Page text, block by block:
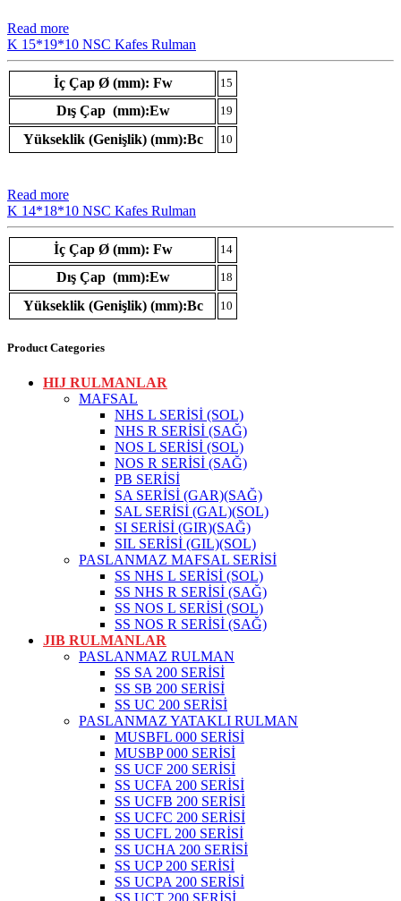
Read more
K 15*19*10 NSC Kafes Rulman
İç Çap Ø (mm): Fw 15
Dış Çap (mm):Ew 19
Yükseklik (Genişlik) (mm):Bc 10
Read more
K 14*18*10 NSC Kafes Rulman
İç Çap Ø (mm): Fw 14
Dış Çap (mm):Ew 18
Yükseklik (Genişlik) (mm):Bc 10
Product Categories
HIJ RULMANLAR
MAFSAL
NHS L SERİSİ (SOL)
NHS R SERİSİ (SAĞ)
NOS L SERİSİ (SOL)
NOS R SERİSİ (SAĞ)
PB SERİSİ
SA SERİSİ (GAR)(SAĞ)
SAL SERİSİ (GAL)(SOL)
SI SERİSİ (GIR)(SAĞ)
SIL SERİSİ (GIL)(SOL)
PASLANMAZ MAFSAL SERİSİ
SS NHS L SERİSİ (SOL)
SS NHS R SERİSİ (SAĞ)
SS NOS L SERİSİ (SOL)
SS NOS R SERİSİ (SAĞ)
JIB RULMANLAR
PASLANMAZ RULMAN
SS SA 200 SERİSİ
SS SB 200 SERİSİ
SS UC 200 SERİSİ
PASLANMAZ YATAKLI RULMAN
MUSBFL 000 SERİSİ
MUSBP 000 SERİSİ
SS UCF 200 SERİSİ
SS UCFA 200 SERİSİ
SS UCFB 200 SERİSİ
SS UCFC 200 SERİSİ
SS UCFL 200 SERİSİ
SS UCHA 200 SERİSİ
SS UCP 200 SERİSİ
SS UCPA 200 SERİSİ